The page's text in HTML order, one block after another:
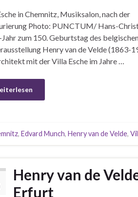
in Chemnitz, Musiksalon, nach der
Photo: PUNCTUM/ Hans-
zum 150. Geburtstag des
Henry van de Velde (1863-
mit der Villa Esche im Jahre …
, Edvard Munch, Henry van de Velde,
Henry van de
Erfurt